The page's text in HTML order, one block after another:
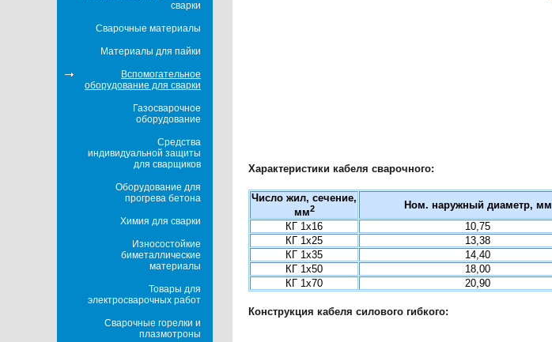
Характеристики кабеля сварочного:
Число жил, сечение,
мм2 Ном. наружный диаметр, мм
КГ 1х16
10,75
КГ 1х25
13,38
КГ 1х35
14,40
КГ 1х50
18,00
КГ 1х70
20,90
Конструкция кабеля силового гибкого:
сварки
Сварочные материалы
Материалы для пайки
Вспомогательное
оборудование для сварки
Газосварочное
оборудование
Средства
индивидуальной защиты
для сварщиков
Оборудование для
прогрева бетона
Химия для сварки
Износостойкие
биметаллические
материалы
Товары для
электросварочных работ
Сварочные горелки и
плазмотроны